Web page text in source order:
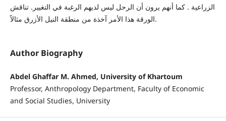
الزراعية . كما أنهم يرون أن الرحل ليس لديهم الرغبة في التغيير. تناقش
الورقة هذا الأمر آخذة من منطقة النيل الأزرق مثالاً.
Author Biography
Abdel Ghaffar M. Ahmed, University of Khartoum
Professor, ‫‪Anthropology‬‬ ‫‪Department,‬‬ ‫‪Faculty‬‬ ‫‪of‬‬‫‪ Economic‬‬
‫‪and‬‬ ‫‪Social‬‬ ‫‪Studies,‬‬ ‫‪University‬‬ ‫